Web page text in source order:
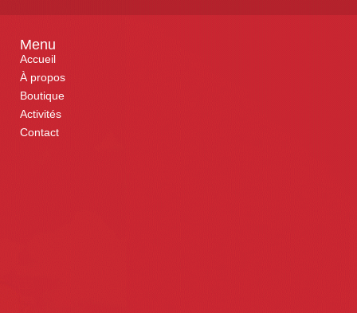
Menu
Accueil
À propos
Boutique
Activités
Contact